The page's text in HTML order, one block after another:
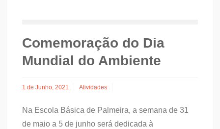
Comemoração do Dia
Mundial do Ambiente
1 de Junho, 2021 Atividades
Na Escola Básica de Palmeira, a semana de 31
de maio a 5 de junho será dedicada à